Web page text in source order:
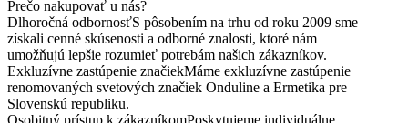
Prečo nakupovať u nás?
Dlhoročná odbornosťS pôsobením na trhu od roku 2009 sme
získali cenné skúsenosti a odborné znalosti, ktoré nám
umožňujú lepšie rozumieť potrebám našich zákazníkov.
Exkluzívne zastúpenie značiekMáme exkluzívne zastúpenie
renomovaných svetových značiek Onduline a Ermetika pre
Slovenskú republiku.
Osobitný prístup k zákazníkomPoskytujeme individuálne